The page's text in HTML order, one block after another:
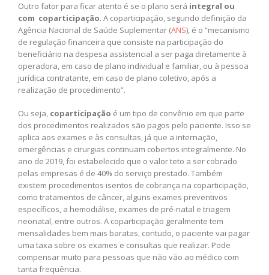
Outro fator para ficar atento é se o plano será integral ou
com coparticipação. A coparticipação, segundo definição da
Agência Nacional de Saúde Suplementar (ANS), é o “mecanismo
de regulação financeira que consiste na participação do
beneficiário na despesa assistencial a ser paga diretamente à
operadora, em caso de plano individual e familiar, ou à pessoa
jurídica contratante, em caso de plano coletivo, após a
realização de procedimento”.
Ou seja, coparticipação é um tipo de convênio em que parte
dos procedimentos realizados são pagos pelo paciente. Isso se
aplica aos exames e às consultas, já que a internação,
emergências e cirurgias continuam cobertos integralmente. No
ano de 2019, foi estabelecido que o valor teto a ser cobrado
pelas empresas é de 40% do serviço prestado. Também
existem procedimentos isentos de cobrança na coparticipação,
como tratamentos de câncer, alguns exames preventivos
específicos, a hemodiálise, exames de pré-natal e triagem
neonatal, entre outros. A coparticipação geralmente tem
mensalidades bem mais baratas, contudo, o paciente vai pagar
uma taxa sobre os exames e consultas que realizar. Pode
compensar muito para pessoas que não vão ao médico com
tanta frequência.